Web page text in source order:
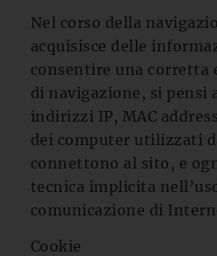
Nel corso della
acquisisce delle
consentire una corretta
di navigazione, si pensi
indirizzi IP, MAC
dei computer utilizzati
connettono al sito, e
tecnica implicita
comunicazione di
Cookie